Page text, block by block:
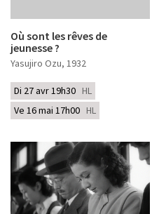
Où sont les rêves de
jeunesse ?
Yasujiro Ozu, 1932
Di 27 avr 19h30 HL
Ve 16 mai 17h00 HL